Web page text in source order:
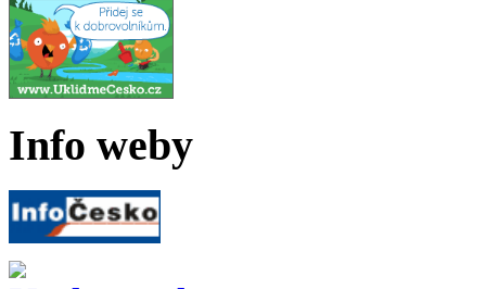
Info weby